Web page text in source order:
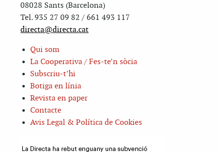
08028 Sants (Barcelona)
Tel. 935 27 09 82 / 661 493 117
directa@directa.cat
Qui som
La Cooperativa / Fes-te’n sòcia
Subscriu-t’hi
Botiga en línia
Revista en paper
Contacte
Avis Legal & Política de Cookies